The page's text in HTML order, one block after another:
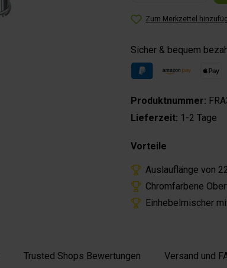
Zum Merkzettel
Sicher & bequem
Produktnummer:
Lieferzeit: 1-2 Tage
Vorteile
Auslauflänge von
Chromfarbene
Einhebelmischer
Trusted Shops Bewertungen Versand und